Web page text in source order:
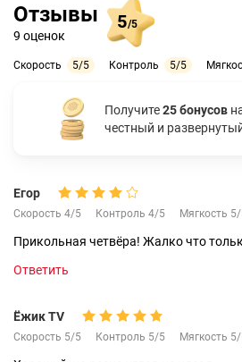
Отзывы
9 оценок
5/5
Скорость 5/5 Контроль 5/5
Получите25 бонусов
честный и
Егор
Скорость 4/5 Контроль 4/5 Мягкость
Прикольная четвёра! Жалко что
Ответить
Ёжик TV
Скорость 5/5 Контроль 5/5 Мягкость